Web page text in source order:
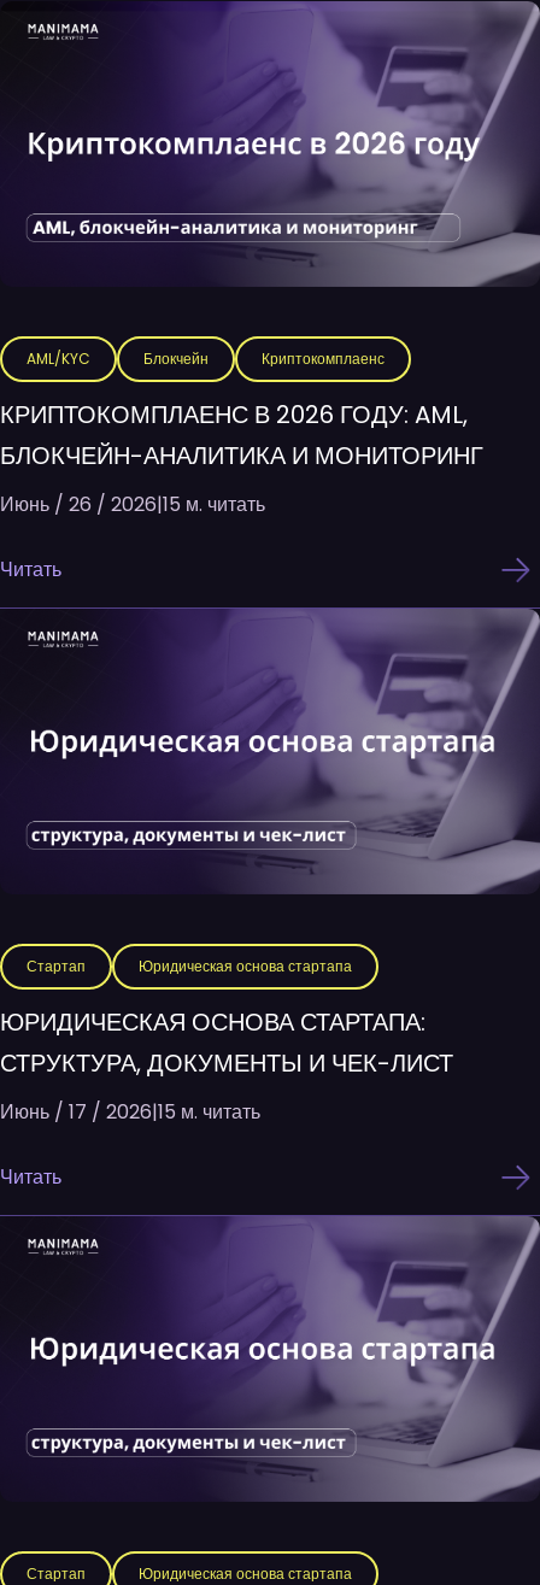
AML/KYC Блокчейн Криптокомплаенс
КРИПТОКОМПЛАЕНС В 2026 ГОДУ: AML,
БЛОКЧЕЙН-АНАЛИТИКА И МОНИТОРИНГ
Июнь / 26 / 2026|15 м. читать
Читать
Стартап Юридическая основа стартапа
ЮРИДИЧЕСКАЯ ОСНОВА СТАРТАПА:
СТРУКТУРА, ДОКУМЕНТЫ И ЧЕК-ЛИСТ
Июнь / 17 / 2026|15 м. читать
Читать
Стартап Юридическая основа стартапа